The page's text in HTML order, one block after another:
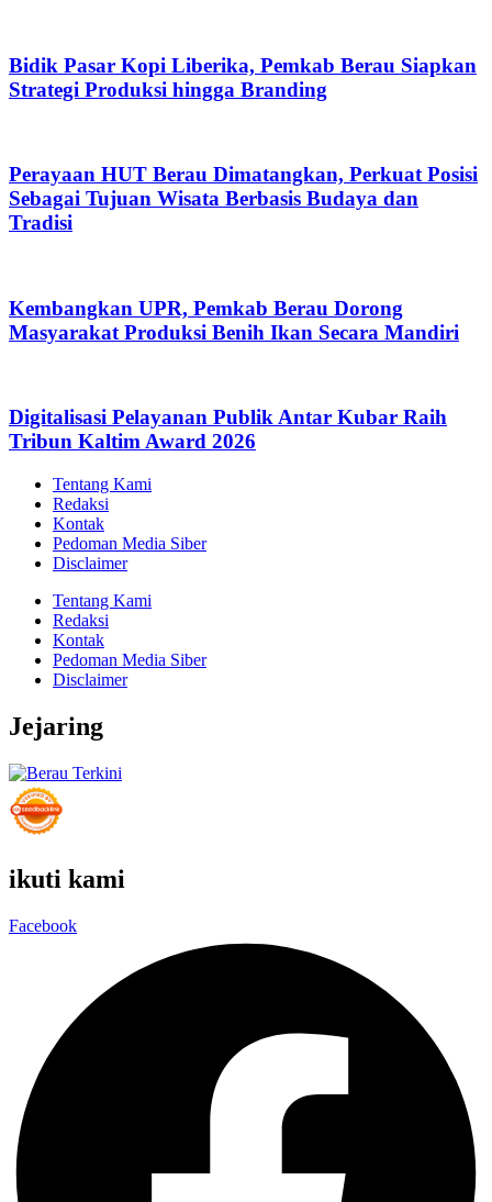
Bidik Pasar Kopi Liberika, Pemkab Berau Siapkan
Strategi Produksi hingga Branding
Perayaan HUT Berau Dimatangkan, Perkuat Posisi
Sebagai Tujuan Wisata Berbasis Budaya dan
Tradisi
Kembangkan UPR, Pemkab Berau Dorong
Masyarakat Produksi Benih Ikan Secara Mandiri
Digitalisasi Pelayanan Publik Antar Kubar Raih
Tribun Kaltim Award 2026
Tentang Kami
Redaksi
Kontak
Pedoman Media Siber
Disclaimer
Tentang Kami
Redaksi
Kontak
Pedoman Media Siber
Disclaimer
Jejaring
ikuti kami
Facebook